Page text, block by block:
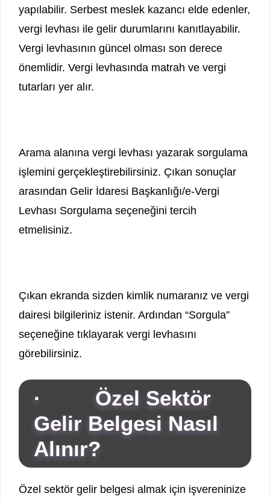
yapılabilir. Serbest meslek kazancı elde edenler,
vergi levhası ile gelir durumlarını kanıtlayabilir.
Vergi levhasının güncel olması son derece
önemlidir. Vergi levhasında matrah ve vergi
tutarları yer alır.
Arama alanına vergi levhası yazarak sorgulama
işlemini gerçekleştirebilirsiniz. Çıkan sonuçlar
arasından Gelir İdaresi Başkanlığı/e-Vergi
Levhası Sorgulama seçeneğini tercih
etmelisiniz.
Çıkan ekranda sizden kimlik numaranız ve vergi
dairesi bilgileriniz istenir. Ardından “Sorgula”
seçeneğine tıklayarak vergi levhasını
görebilirsiniz.
· Özel Sektör
Gelir Belgesi Nasıl
Alınır?
Özel sektör gelir belgesi almak için işvereninize